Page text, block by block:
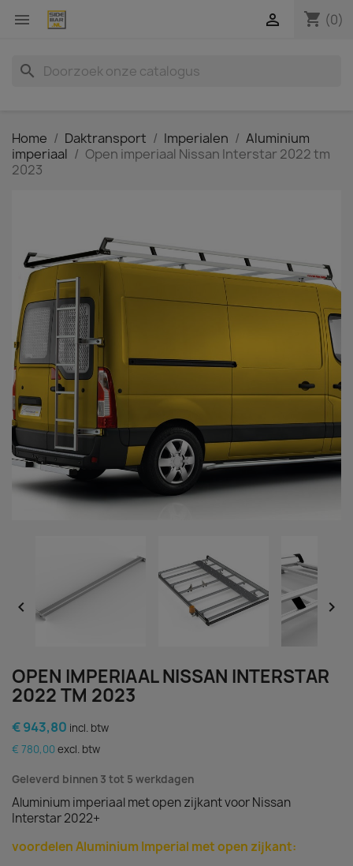
 shopping_cart (0)

search
Home Daktransport Imperialen
Aluminium
imperiaal
Open imperiaal Nissan Interstar 2022 tm
2023
 
OPEN IMPERIAAL NISSAN INTERSTAR
2022 TM 2023
€ 943,80 incl. btw
€ 780,00 excl. btw
Geleverd binnen 3 tot 5 werkdagen
Aluminium imperiaal met open zijkant voor Nissan
Interstar 2022+
voordelen Aluminium Imperial met open zijkant: